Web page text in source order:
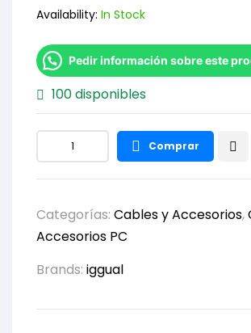
Availability: In Stock
Pedir información sobre este
100 disponibles
Comprar
Categorías: Cables y Accesorios,
Accesorios PC
Brands: iggual